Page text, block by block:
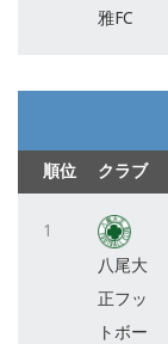
雅FC
順位 クラブ
1
八尾大
正フッ
トボー